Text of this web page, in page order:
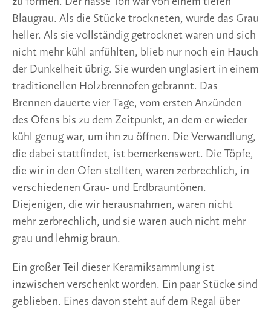
Blaugrau. Als die Stücke trockneten, wurde das Grau
heller. Als sie vollständig getrocknet waren und sich
nicht mehr kühl anfühlten, blieb nur noch ein Hauch
der Dunkelheit übrig. Sie wurden unglasiert in einem
traditionellen Holzbrennofen gebrannt. Das
Brennen dauerte vier Tage, vom ersten Anzünden
des Ofens bis zu dem Zeitpunkt, an dem er wieder
kühl genug war, um ihn zu öffnen. Die Verwandlung,
die dabei stattfindet, ist bemerkenswert. Die Töpfe,
die wir in den Ofen stellten, waren zerbrechlich, in
verschiedenen Grau- und Erdbrauntönen.
Diejenigen, die wir herausnahmen, waren nicht
mehr zerbrechlich, und sie waren auch nicht mehr
grau und lehmig braun.
Ein großer Teil dieser Keramiksammlung ist
inzwischen verschenkt worden. Ein paar Stücke sind
geblieben. Eines davon steht auf dem Regal über